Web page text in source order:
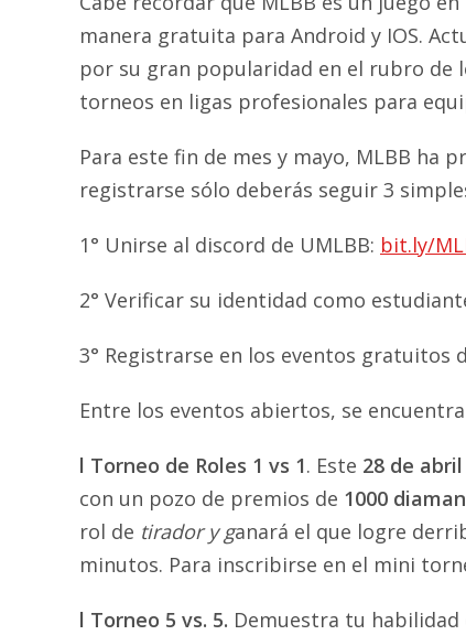
manera gratuita para Android y IOS.
por su gran popularidad en el rubro de
torneos en ligas profesionales para
Para este fin de mes y mayo, MLBB ha
registrarse sólo deberás seguir 3
1° Unirse al discord de UMLBB: bit.ly/
2° Verificar su identidad como
3° Registrarse en los eventos gratuitos
Entre los eventos abiertos, se
l Torneo de Roles 1 vs 1. Este 28 de
con un pozo de premios de 1000
rol de tirador y ganará el que logre
minutos. Para inscribirse en el mini
l Torneo 5 vs. 5. Demuestra tu